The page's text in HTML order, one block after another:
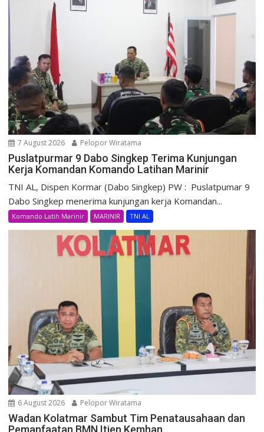
7 August 2026 Pelopor Wiratama
Puslatpurmar 9 Dabo Singkep Terima Kunjungan
Kerja Komandan Komando Latihan Marinir
TNI AL, Dispen Kormar (Dabo Singkep) PW : Puslatpumar 9
Dabo Singkep menerima kunjungan kerja Komandan...
Komando Latih Marinir MARINIR TNI AL
6 August 2026 Pelopor Wiratama
Wadan Kolatmar Sambut Tim Penatausahaan dan